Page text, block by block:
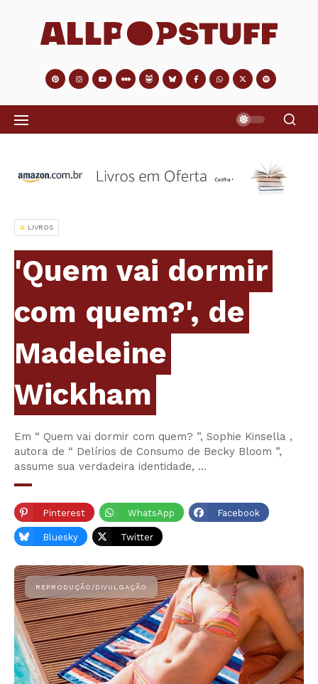
LIVROS
'Quem vai dormir
com quem?', de
Madeleine
Wickham
Em “ Quem vai dormir com quem? ”, Sophie Kinsella ,
autora de “ Delírios de Consumo de Becky Bloom ”,
assume sua verdadeira identidade, …
Pinterest WhatsApp Facebook
Bluesky Twitter